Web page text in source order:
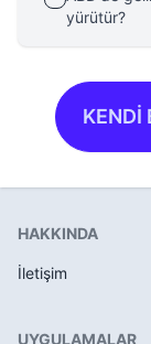
yürütür?
KENDİ
HAKKINDA
İletişim
UYGULAMALAR